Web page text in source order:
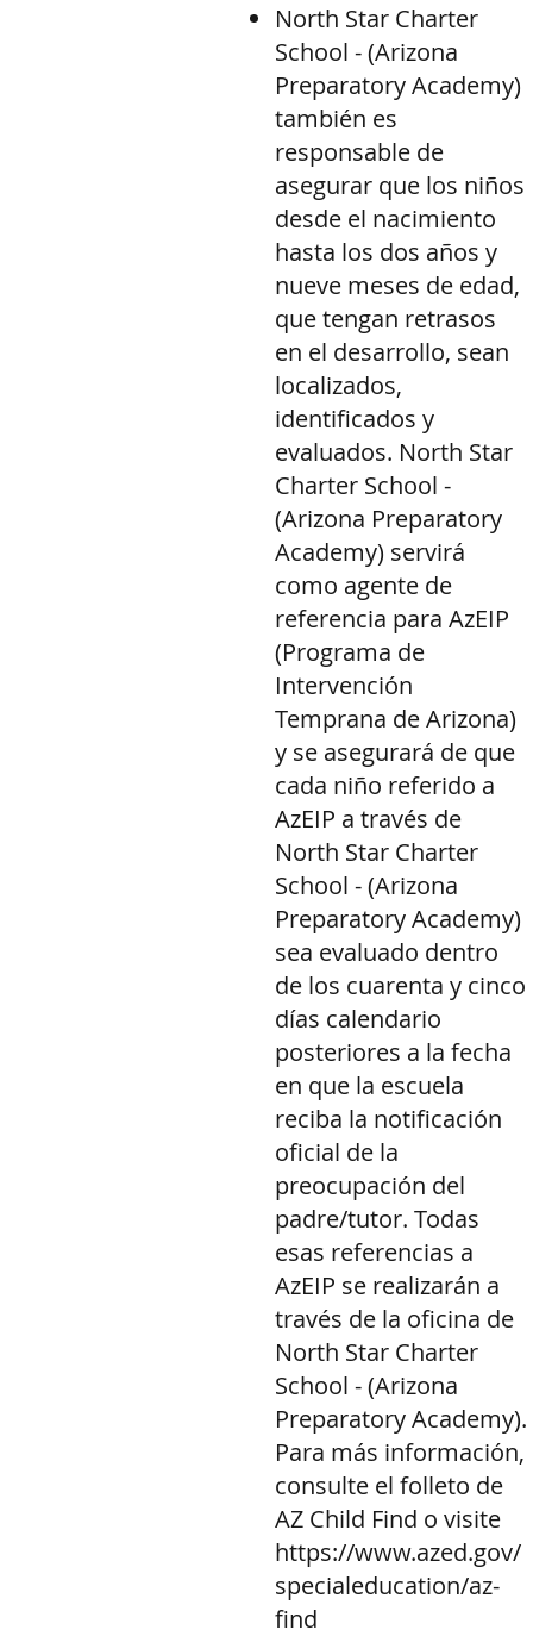
North Star Charter
School - (Arizona
Preparatory Academy)
también es
responsable de
asegurar que los niños
desde el nacimiento
hasta los dos años y
nueve meses de edad,
que tengan retrasos
en el desarrollo, sean
localizados,
identificados y
evaluados. North Star
Charter School -
(Arizona Preparatory
Academy) servirá
como agente de
referencia para AzEIP
(Programa de
Intervención
Temprana de Arizona)
y se asegurará de que
cada niño referido a
AzEIP a través de
North Star Charter
School - (Arizona
Preparatory Academy)
sea evaluado dentro
de los cuarenta y cinco
días calendario
posteriores a la fecha
en que la escuela
reciba la notificación
oficial de la
preocupación del
padre/tutor. Todas
esas referencias a
AzEIP se realizarán a
través de la oficina de
North Star Charter
School - (Arizona
Preparatory Academy).
Para más información,
consulte el folleto de
AZ Child Find o visite
https://www.azed.gov/
specialeducation/az-
find